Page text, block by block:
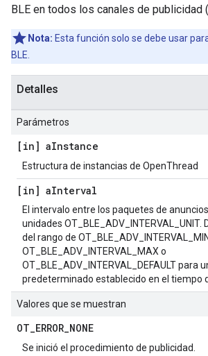
BLE en todos los canales de publicidad
Nota: Esta función solo se debe usar
BLE.
Detalles
Parámetros
[in] aInstance
Estructura de instancias de OpenThread
[in] aInterval
El intervalo entre los paquetes de
unidades OT_BLE_ADV_INTERVAL_UNIT.
del rango de
OT_BLE_ADV_INTERVAL_MAX o
OT_BLE_ADV_INTERVAL_DEFAULT para
predeterminado establecido en el tiempo
Valores que se muestran
OT_ERROR_NONE
Se inició el procedimiento de publicidad.